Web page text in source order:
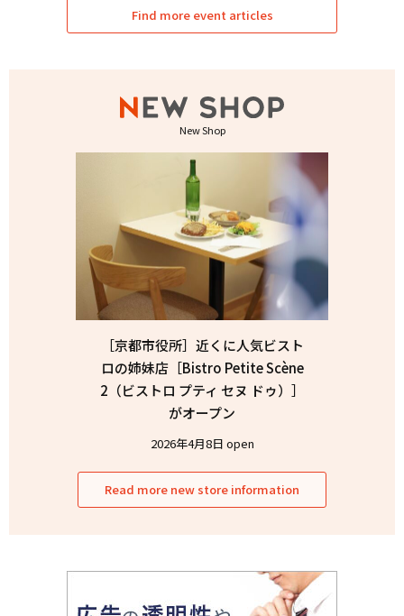
Find more event articles
New Shop
［京都市役所］近くに人気ビスト
ロの姉妹店［Bistro Petite Scène
2（ビストロ プティ セヌ ドゥ）］
がオープン
2026年4月8日 open
Read more new store information